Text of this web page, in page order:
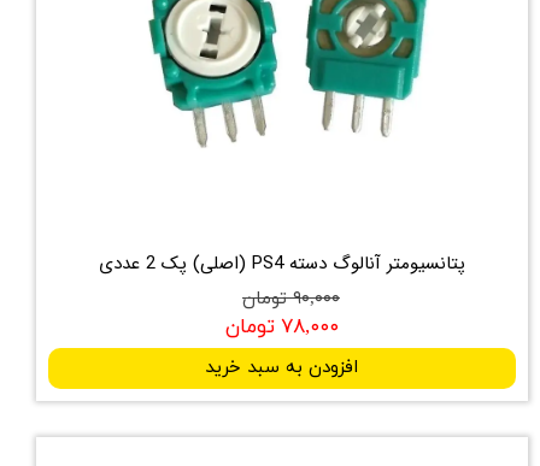
پتانسیومتر آنالوگ دسته‌ PS4 (اصلی) پک 2 عددی
۹۰,۰۰۰ تومان
۷۸,۰۰۰ تومان
افزودن به سبد خرید